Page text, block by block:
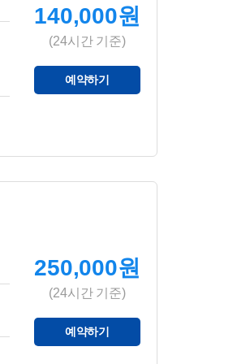
140,000원
(24시간 기준)
예약하기
250,000원
(24시간 기준)
예약하기